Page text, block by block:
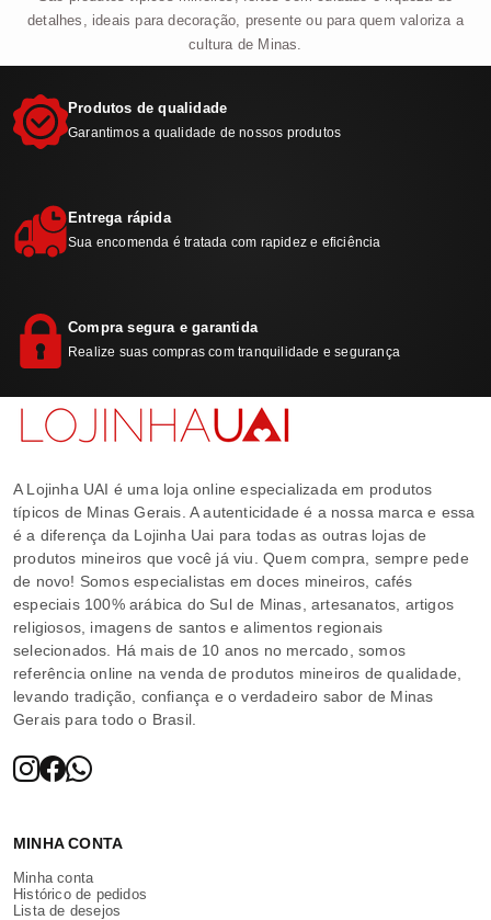
detalhes, ideais para decoração, presente ou para quem valoriza a
cultura de Minas.
Produtos de qualidade
Garantimos a qualidade de nossos produtos
Entrega rápida
Sua encomenda é tratada com rapidez e eficiência
Compra segura e garantida
Realize suas compras com tranquilidade e segurança
A Lojinha UAI é uma loja online especializada em produtos
típicos de Minas Gerais. A autenticidade é a nossa marca e essa
é a diferença da Lojinha Uai para todas as outras lojas de
produtos mineiros que você já viu. Quem compra, sempre pede
de novo! Somos especialistas em doces mineiros, cafés
especiais 100% arábica do Sul de Minas, artesanatos, artigos
religiosos, imagens de santos e alimentos regionais
selecionados. Há mais de 10 anos no mercado, somos
referência online na venda de produtos mineiros de qualidade,
levando tradição, confiança e o verdadeiro sabor de Minas
Gerais para todo o Brasil.
MINHA CONTA
Minha conta
Histórico de pedidos
Lista de desejos